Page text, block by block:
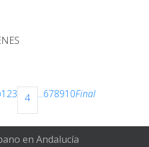
1 23 4 ...678910Final
en Andalucía